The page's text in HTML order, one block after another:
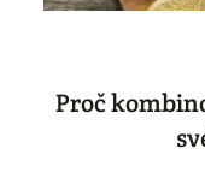
Proč